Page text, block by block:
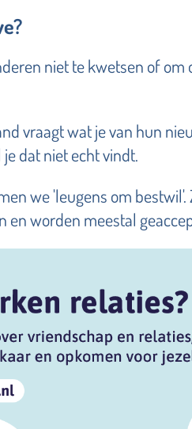
niet te kwetsen of
vraagt wat je van hun
dat niet echt vindt.
we 'leugens om
en worden meestal